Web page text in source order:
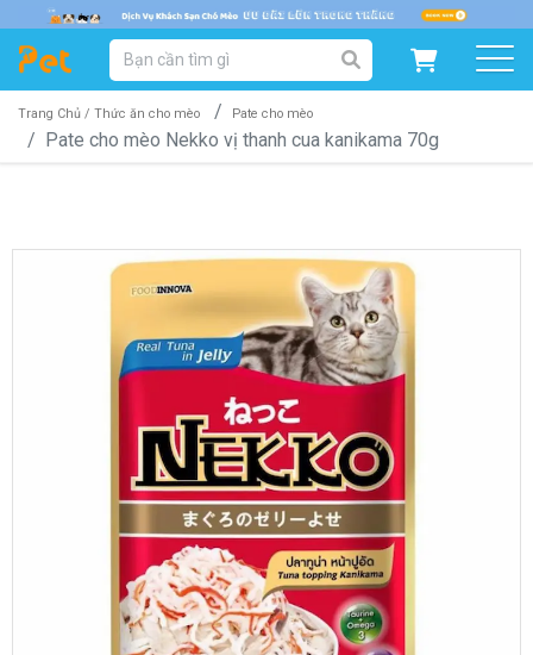
DANH MỤC SẢN PHẨM
SẢN PHẨM DÀNH CHO MÈO SẢN PHẨM DÀNH CHO CHÓ
Trang Chủ / Thức ăn cho mèo Pate cho mèo
Pate cho mèo Nekko vị thanh cua kanikama 70g